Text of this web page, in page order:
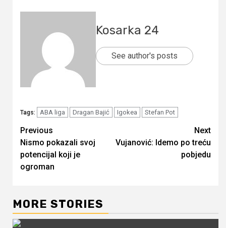
Kosarka 24
See author's posts
Tags: ABA liga Dragan Bajić Igokea Stefan Pot
Continue
Reading
Previous
Nismo pokazali svoj
potencijal koji je
ogroman
Next
Vujanović: Idemo po treću
pobjedu
MORE STORIES